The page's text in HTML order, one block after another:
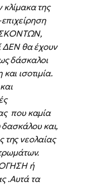
της
ΔΕΝ θα έχουν
δάσκαλοι
ισοτιμία.
που καμία
και,
νεολαίας
ή
.Αυτά τα